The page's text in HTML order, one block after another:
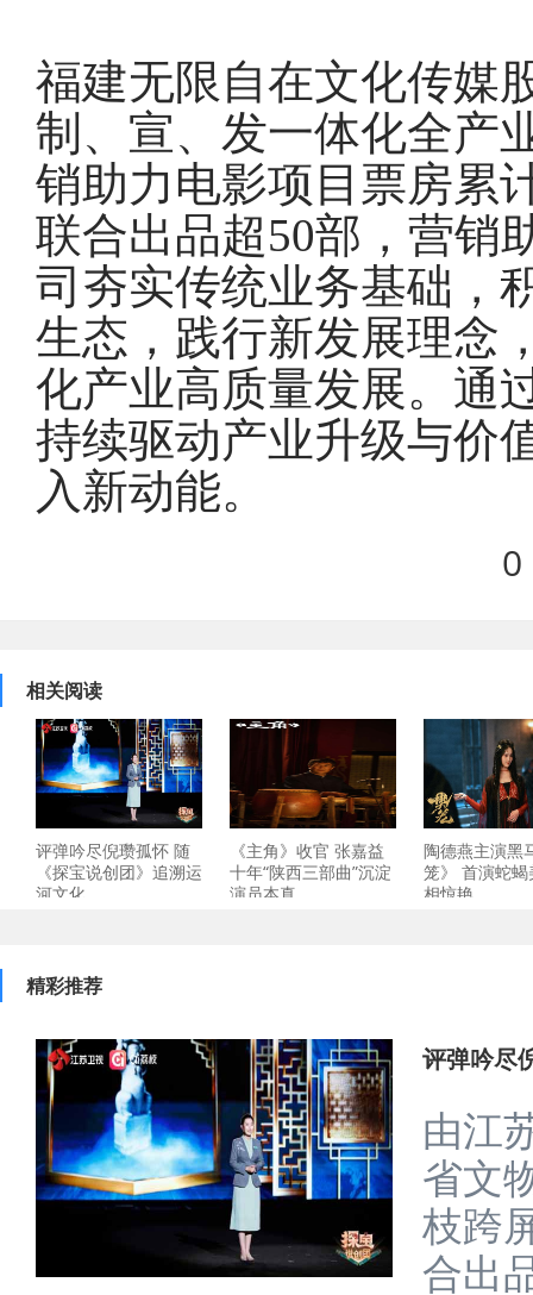
福建无限自在文化传媒
制、宣、发一体化全产
销助力电影项目票房累
联合出品超50部，营销
司夯实传统业务基础，
生态，践行新发展理念
化产业高质量发展。通
持续驱动产业升级与价
入新动能。
0
相关阅读
评弹吟尽倪瓒孤怀 随
《探宝说创团》追溯运
河文化
《主角》收官 张嘉益
十年“陕西三部曲”沉淀
演员本真
陶德燕主演黑
笼》 首演蛇蝎
相惊艳
精彩推荐
评弹吟尽
由江
省文
枝跨
合出